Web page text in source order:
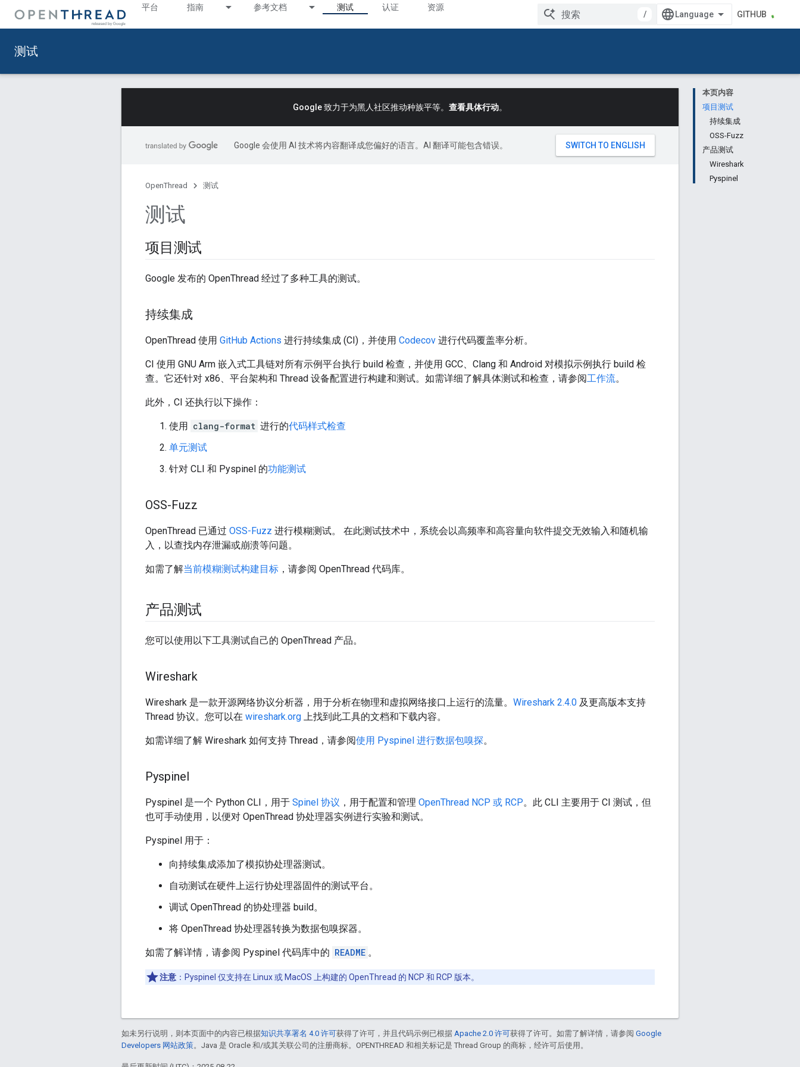
平台 指南 参考文档 测试 认证 资源
/ GITHUB
测试
本页内容
项目测试
持续集成
OSS-Fuzz
产品测试
Wireshark
Pyspinel
Google 致力于为黑人社区推动种族平等。 查看具体行动。
Google 会使用 AI 技术将内容翻译成您偏好的语言。AI 翻译可能包含错误。
OpenThread 测试
测试
项目测试
Google 发布的 OpenThread 经过了多种工具的测试。
持续集成
OpenThread 使用 GitHub Actions 进行持续集成 (CI)，并使用 Codecov 进行代码覆盖率分析。
CI 使用 GNU Arm 嵌入式工具链对所有示例平台执行 build 检查，并使用 GCC、Clang 和 Android 对模拟示例执行 build 检
查。它还针对 x86、平台架构和 Thread 设备配置进行构建和测试。如需详细了解具体测试和检查，请参阅工作流。
此外，CI 还执行以下操作：
使用 clang-format 进行的代码样式检查
单元测试
针对 CLI 和 Pyspinel 的功能测试
OSS-Fuzz
OpenThread 已通过 OSS-Fuzz 进行模糊测试。 在此测试技术中，系统会以高频率和高容量向软件提交无效输入和随机输
入，以查找内存泄漏或崩溃等问题。
如需了解当前模糊测试构建目标 ，请参阅 OpenThread 代码库。
产品测试
您可以使用以下工具测试自己的 OpenThread 产品。
Wireshark
Wireshark 是一款开源网络协议分析器，用于分析在物理和虚拟网络接口上运行的流量。 Wireshark 2.4.0 及更高版本支持
Thread 协议。您可以在 wireshark.org 上找到此工具的文档和下载内容。
如需详细了解 Wireshark 如何支持 Thread，请参阅使用 Pyspinel 进行数据包嗅探。
Pyspinel
Pyspinel 是一个 Python CLI，用于 Spinel 协议 ，用于配置和管理 OpenThread NCP 或 RCP。此 CLI 主要用于 CI 测试，但
也可手动使用，以便对 OpenThread 协处理器实例进行实验和测试。
Pyspinel 用于：
向持续集成添加了模拟协处理器测试。
自动测试在硬件上运行协处理器固件的测试平台。
调试 OpenThread 的协处理器 build。
将 OpenThread 协处理器转换为数据包嗅探器。
如需了解详情，请参阅 Pyspinel 代码库中的 README 。
注意 ：Pyspinel 仅支持在 Linux 或 MacOS 上构建的 OpenThread 的 NCP 和 RCP 版本。
如未另行说明，则本页面中的内容已根据知识共享署名 4.0 许可获得了许可，并且代码示例已根据 Apache 2.0 许可获得了许可。如需了解详情，请参阅 Google
Developers 网站政策。Java 是 Oracle 和/或其关联公司的注册商标。OPENTHREAD 和相关标记是 Thread Group 的商标，经许可后使用。